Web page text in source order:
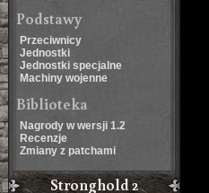
Podstawy
Przeciwnicy
Jednostki
Jednostki specjalne
Machiny wojenne
Biblioteka
Nagrody w wersji 1.2
Recenzje
Zmiany z patchami
Stronghold 2